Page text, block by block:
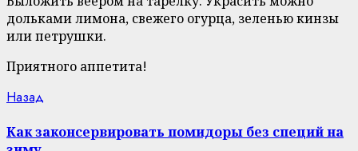
дольками лимона, свежего огурца, зеленью кинзы
или петрушки.
Приятного аппетита!
Continue
Reading
Назад
Как законсервировать помидоры без специй на